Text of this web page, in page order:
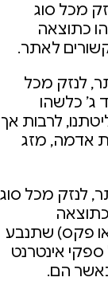
מכל סוג
כתוצאה
לאתר.
לנזק מכל
ג’ כלשהו
לרבות אך
אדמה, מזג
לנזק מכל סוג
פקס) שתנבע
אינטרנט
הם.